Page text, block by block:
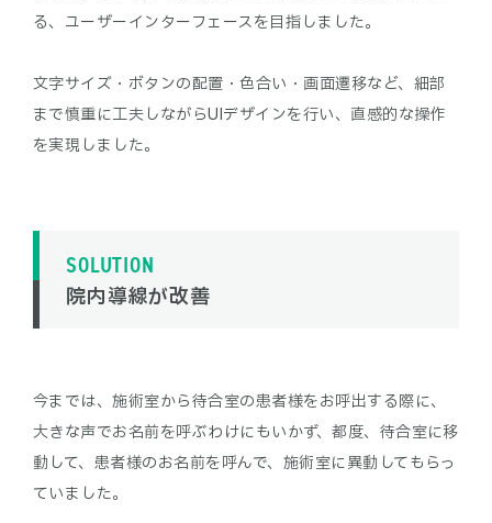
る、ユーザーインターフェースを目指しました。
文字サイズ・ボタンの配置・色合い・画面遷移など、細部
まで慎重に工夫しながらUIデザインを行い、直感的な操作
SOLUTION
院内導線が改善
今までは、施術室から待合室の患者様をお呼出する際に、
大きな声でお名前を呼ぶわけにもいかず、都度、待合室に移
動して、患者様のお名前を呼んで、施術室に異動してもらっ
ていました。